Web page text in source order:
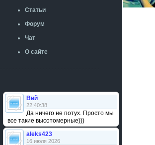
Статьи
Форум
Чат
О сайте
Вий
22:40:38
Да ничего не потух. Просто мы
все такие высотомерные)))
aleks423
16 июля 2026